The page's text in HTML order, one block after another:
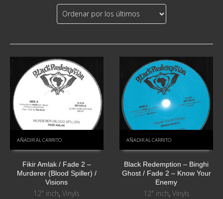
AÑADIR AL CARRITO
Fikir Amlak / Fade 2 ‎–
Murderer (Blood Spiller) /
Visions
12" inch,Vinyls
AÑADIR AL CARRITO
Black Redemption – Binghi
Ghost / Fade 2 ‎– Know Your
Enemy
12" inch, Vinyls